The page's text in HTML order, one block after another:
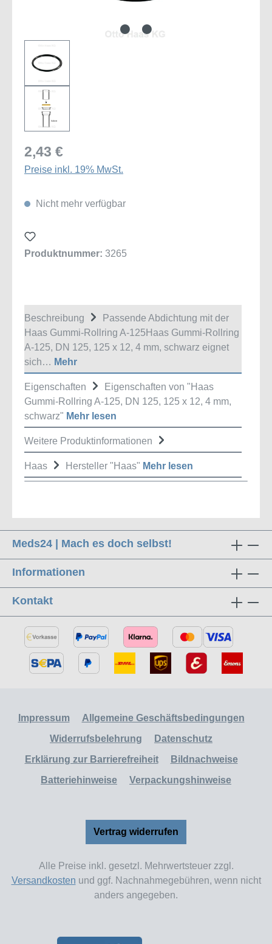
2,43 €
Preise inkl. 19% MwSt.
Nicht mehr verfügbar
Produktnummer: 3265
Beschreibung
Passende Abdichtung mit der
Haas Gummi-Rollring A-125Haas Gummi-Rollring
A-125, DN 125, 125 x 12, 4 mm, schwarz eignet
sich… Mehr
Eigenschaften
Eigenschaften von "Haas
Gummi-Rollring A-125, DN 125, 125 x 12, 4 mm,
schwarz" Mehr lesen
Weitere Produktinformationen
Haas Hersteller "Haas" Mehr lesen
Meds24 | Mach es doch selbst!
Informationen
Kontakt
Impressum
Allgemeine Geschäftsbedingungen
Widerrufsbelehrung
Datenschutz
Erklärung zur Barrierefreiheit
Bildnachweise
Batteriehinweise
Verpackungshinweise
Vertrag widerrufen
Alle Preise inkl. gesetzl. Mehrwertsteuer zzgl.
Versandkosten und ggf. Nachnahmegebühren, wenn nicht
anders angegeben.